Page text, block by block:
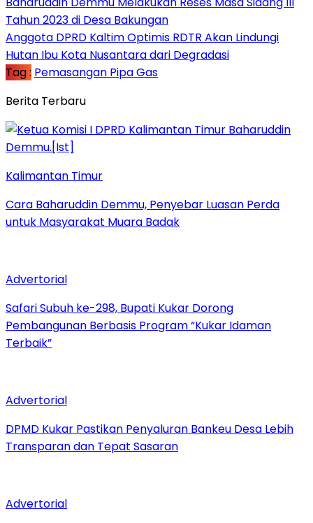
Tahun 2023 di Desa Bakungan
Anggota DPRD Kaltim Optimis RDTR Akan Lindungi
Hutan Ibu Kota Nusantara dari Degradasi
Tag : Pemasangan Pipa Gas
Berita Terbaru
Kalimantan Timur
Cara Baharuddin Demmu, Penyebar Luasan Perda
untuk Masyarakat Muara Badak
Advertorial
Safari Subuh ke-298, Bupati Kukar Dorong
Pembangunan Berbasis Program “Kukar Idaman
Terbaik”
Advertorial
DPMD Kukar Pastikan Penyaluran Bankeu Desa Lebih
Transparan dan Tepat Sasaran
Advertorial